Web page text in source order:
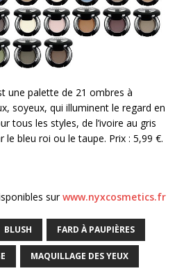
une palette de 21 ombres à
soyeux, qui illuminent le regard en
tous les styles, de l’ivoire au gris
le bleu roi ou le taupe. Prix : 5,99 €.
surwww.nyxcosmetics.fr
BLUSH FARD À PAUPIÈRES
MAQUILLAGE DES YEUX